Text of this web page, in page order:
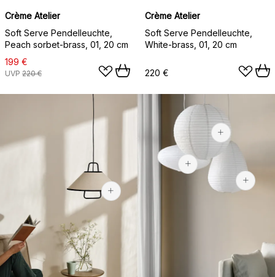
Crème Atelier
Soft Serve Pendelleuchte,
Peach sorbet-brass, 01, 20 cm
199 €
UVP 220 €
Crème Atelier
Soft Serve Pendelleuchte,
White-brass, 01, 20 cm
220 €
21,90 €
99,90 €